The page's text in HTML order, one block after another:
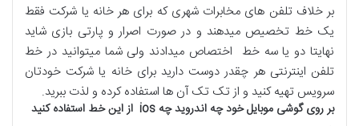
بر خلاف تلفن های مخابرات شهری که برای هر خانه یا شرکت فقط
یک خط تخصیص میدهند و در صورت اصرار و پارتی بازی شاید
نهایتا دو یا سه خط اختصاص میدادند ولی شما میتوانید در خط
تلفن اینترنتی هر چقدر دوست دارید برای خانه یا شرکت خودتان
سرویس تهیه کنید و از تک تک آن ها استفاده کرده و لذت ببرید.
بر روی گوشی موبایل خود چه اندروید چه ios از این خط استفاده کنید